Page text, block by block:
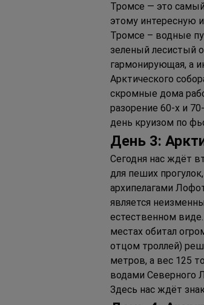
Тромсе — это
этому интересную
Тромсе – водные
зеленый лесистый
гармонирующая, а
Арктического
скромные дома
разорение 60-х и
день круизом по
День 3: А
Сегодня нас ждёт
для пеших
архипелагами
является
естественном
местах обитал
отцом троллей)
метров, а вес 125
водами Северного
Здесь нас ждёт